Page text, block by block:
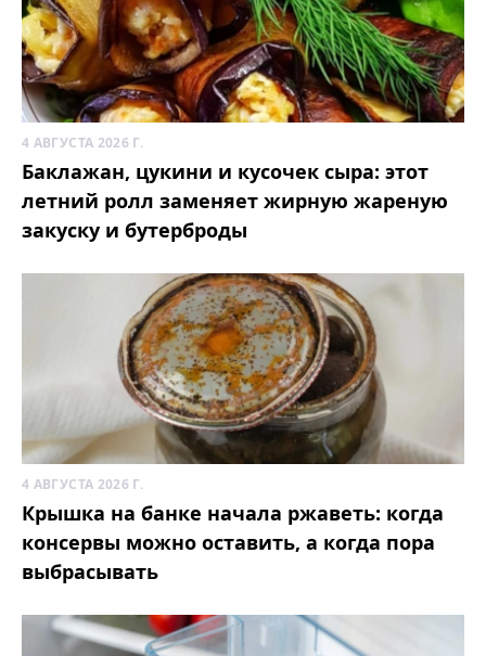
4 АВГУСТА 2026 Г.
Баклажан, цукини и кусочек сыра: этот
летний ролл заменяет жирную жареную
закуску и бутерброды
4 АВГУСТА 2026 Г.
Крышка на банке начала ржаветь: когда
консервы можно оставить, а когда пора
выбрасывать